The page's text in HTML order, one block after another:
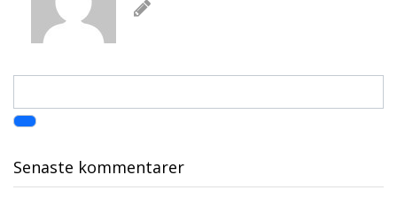
Senaste kommentarer